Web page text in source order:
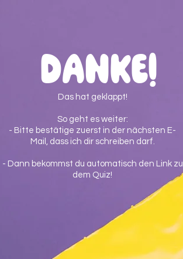
Danke!
Das hat geklappt!
So geht es weiter:
- Bitte bestätige zuerst in der nächsten E-
Mail, dass ich dir schreiben darf.
- Dann bekommst du automatisch den Link zu
dem Quiz!